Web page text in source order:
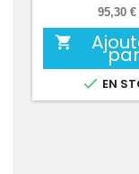
95,30 €

 EN